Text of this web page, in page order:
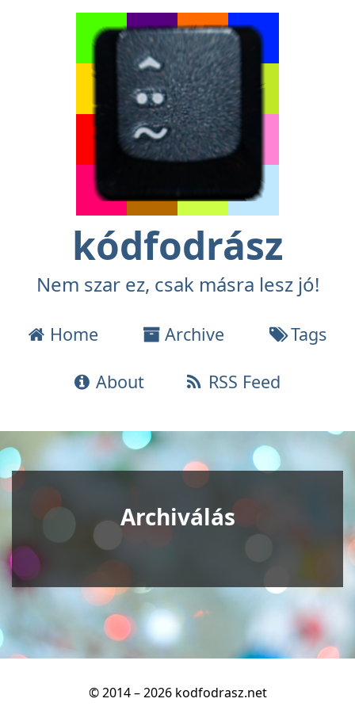
kódfodrász
Nem szar ez, csak másra lesz jó!
Home Archive Tags
About RSS Feed
Archiválás
© 2014 – 2026 kodfodrasz.net